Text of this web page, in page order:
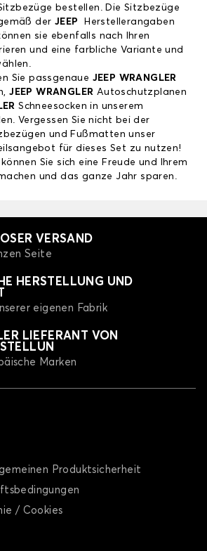
bestellen. Die Sitzbezüge
der JEEP
Herstellerangaben
sie ebenfalls nach Ihren
und eine farbliche Variante und
Sie passgenaue JEEP WRANGLER
JEEP WRANGLER Autoschutzplanen
Schneesocken in unserem
Vergessen Sie nicht bei der
und Fußmatten unser
für dieses Set zu nutzen!
Sie sich eine Freude und Ihrem
und das ganze Jahr sparen.
VERSAND
Seite
HERSTELLUNG UND
eigenen Fabrik
LIEFERANT VON
Marken
Produktsicherheit
/ Cookies